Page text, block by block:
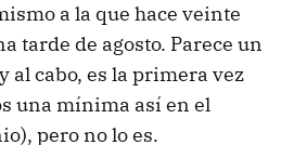
a la que hace veinte
tarde de agosto. Parece un
al cabo, es la primera vez
una mínima así en el
pero no lo es.